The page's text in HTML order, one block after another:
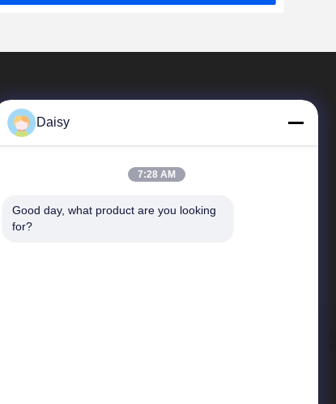
Collegamenti Rapidi
Daisy
7:28 AM
Good day, what product are you looking
for?